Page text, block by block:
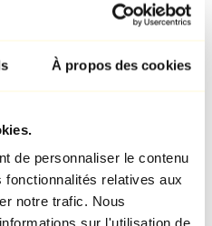
À propos des cookies
de personnaliser le contenu
relatives aux
notre trafic. Nous
sur l'utilisation de